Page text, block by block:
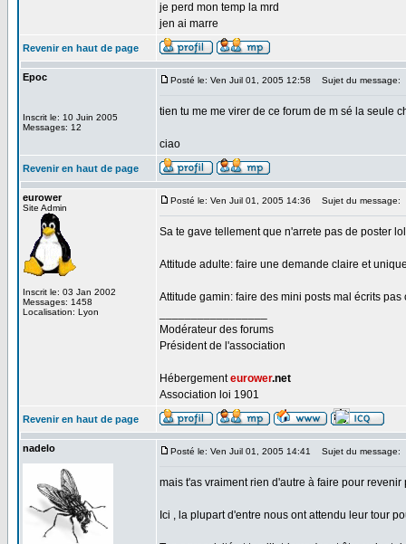
je perd mon temp la mrd
jen ai marre
Revenir en haut de page
Epoc
Inscrit le: 10 Juin 2005
Messages: 12
Posté le: Ven Juil 01, 2005 12:58 Sujet du message:
tien tu me me virer de ce forum de m sé la seule
ciao
Revenir en haut de page
eurower
Site Admin
Inscrit le: 03 Jan 2002
Messages: 1458
Localisation: Lyon
Posté le: Ven Juil 01, 2005 14:36 Sujet du message:
Sa te gave tellement que n'arrete pas de poster lol
Attitude adulte: faire une demande claire et
Attitude gamin: faire des mini posts mal écrits
Modérateur des forums
Président de l'association
Hébergementeurower.net
Association loi 1901
Revenir en haut de page
nadelo Posté le: Ven Juil 01, 2005 14:41 Sujet du message:
mais t'as vraiment rien d'autre à faire pour
Ici , la plupart d'entre nous ont attendu leur tour